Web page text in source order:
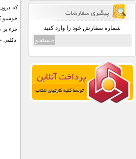
شماره سفارش خود را وارد کنید
که
خوشبو
جزء پر